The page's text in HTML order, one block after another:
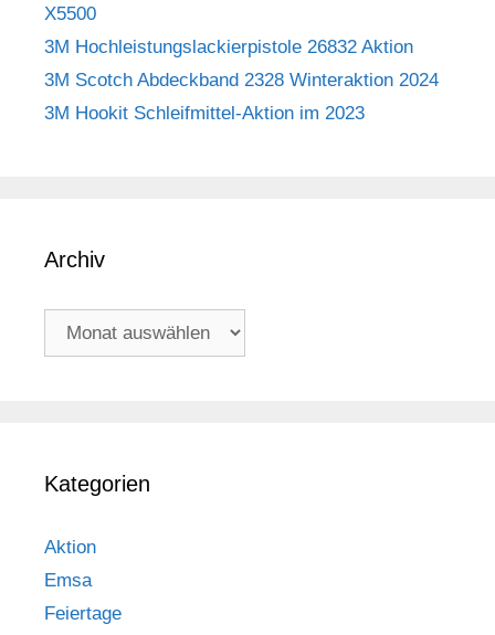
X5500
3M Hochleistungslackierpistole 26832 Aktion
3M Scotch Abdeckband 2328 Winteraktion 2024
3M Hookit Schleifmittel-Aktion im 2023
Archiv
Archiv
Kategorien
Aktion
Emsa
Feiertage